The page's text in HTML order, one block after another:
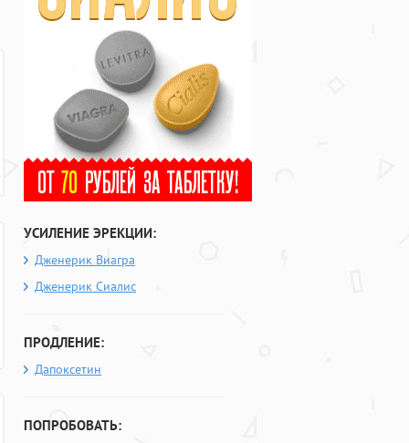
УСИЛЕНИЕ ЭРЕКЦИИ:
Дженерик Виагра
Дженерик Сиалис
ПРОДЛЕНИЕ:
Дапоксетин
ПОПРОБОВАТЬ: